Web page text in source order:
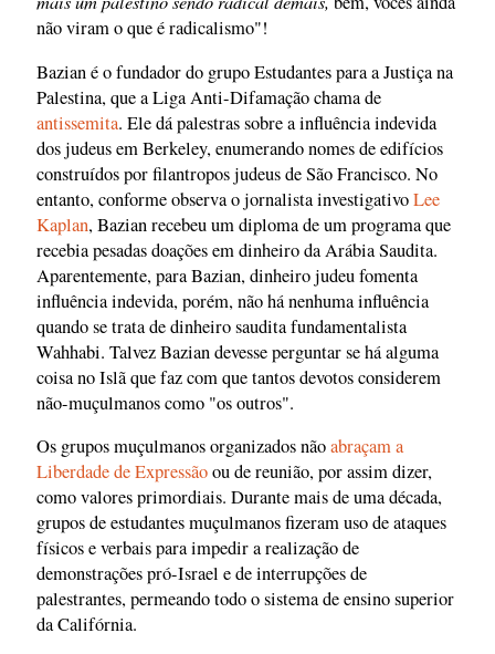
não viram o que é radicalismo"!
Bazian é o fundador do grupo Estudantes para a Justiça na
Palestina, que a Liga Anti-Difamação chama de
antissemita. Ele dá palestras sobre a influência indevida
dos judeus em Berkeley, enumerando nomes de edifícios
construídos por filantropos judeus de São Francisco. No
entanto, conforme observa o jornalista investigativoLee
Kaplan, Bazian recebeu um diploma de um programa que
recebia pesadas doações em dinheiro da Arábia Saudita.
Aparentemente, para Bazian, dinheiro judeu fomenta
influência indevida, porém, não há nenhuma influência
quando se trata de dinheiro saudita fundamentalista
Wahhabi. Talvez Bazian devesse perguntar se há alguma
coisa no Islã que faz com que tantos devotos considerem
não-muçulmanos como "os outros".
Os grupos muçulmanos organizados nãoabraçam a
Liberdade de Expressãoou de reunião, por assim dizer,
como valores primordiais. Durante mais de uma década,
grupos de estudantes muçulmanos fizeram uso de ataques
físicos e verbais para impedir a realização de
demonstrações pró-Israel e de interrupções de
palestrantes, permeando todo o sistema de ensino superior
da Califórnia.